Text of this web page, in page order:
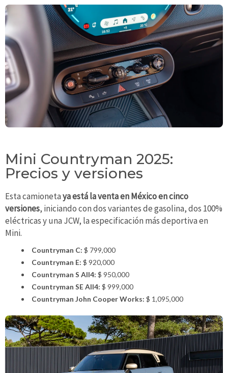
Mini Countryman 2025:
Precios y versiones
Esta camionetaya está la venta en México en cinco
versiones, iniciando con dos variantes de gasolina, dos 100%
eléctricas y una JCW, la especificación más deportiva en
Mini.
Countryman C: $ 799,000
Countryman E: $ 920,000
Countryman S All4: $ 950,000
Countryman SE All4: $ 999,000
Countryman John Cooper Works: $ 1,095,000